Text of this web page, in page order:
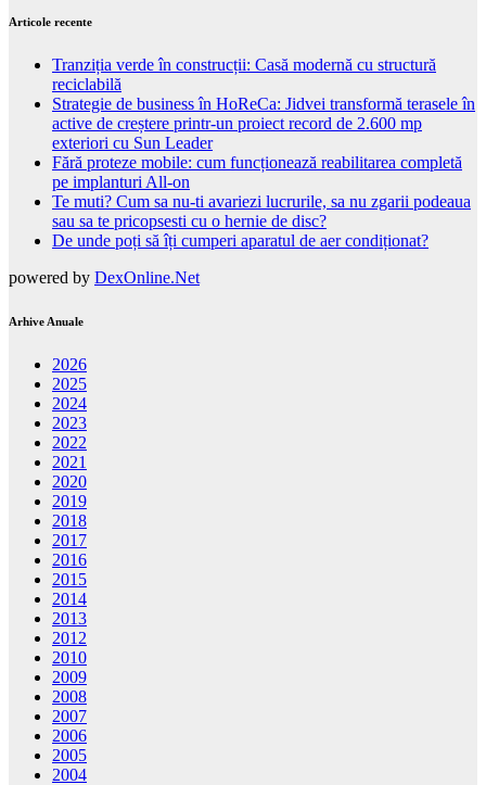
Articole recente
Tranziția verde în construcții: Casă modernă cu structură
reciclabilă
Strategie de business în HoReCa: Jidvei transformă terasele în
active de creștere printr-un proiect record de 2.600 mp
exteriori cu Sun Leader
Fără proteze mobile: cum funcționează reabilitarea completă
pe implanturi All-on
Te muti? Cum sa nu-ti avariezi lucrurile, sa nu zgarii podeaua
sau sa te pricopsesti cu o hernie de disc?
De unde poți să îți cumperi aparatul de aer condiționat?
powered by DexOnline.Net
Arhive Anuale
2026
2025
2024
2023
2022
2021
2020
2019
2018
2017
2016
2015
2014
2013
2012
2010
2009
2008
2007
2006
2005
2004